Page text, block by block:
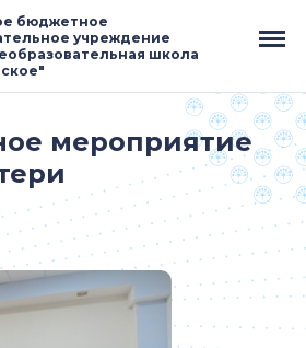
бюджетное
учреждение
школа
мероприятие